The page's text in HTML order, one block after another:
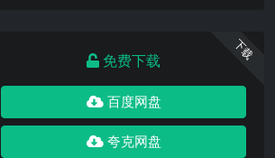
下载
免费下载
百度网盘
夸克网盘